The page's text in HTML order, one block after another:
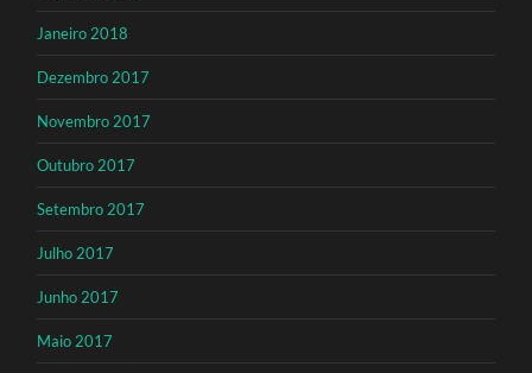
Janeiro 2018
Dezembro 2017
Novembro 2017
Outubro 2017
Setembro 2017
Julho 2017
Junho 2017
Maio 2017